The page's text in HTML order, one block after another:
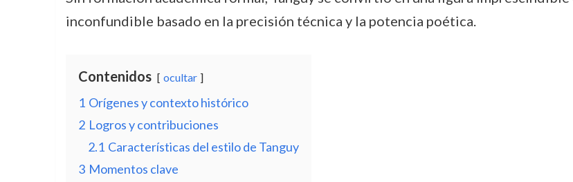
inconfundible basado en la precisión técnica y la potencia poética.
Contenidos ocultar
1 Orígenes y contexto histórico
2 Logros y contribuciones
2.1 Características del estilo de Tanguy
3 Momentos clave